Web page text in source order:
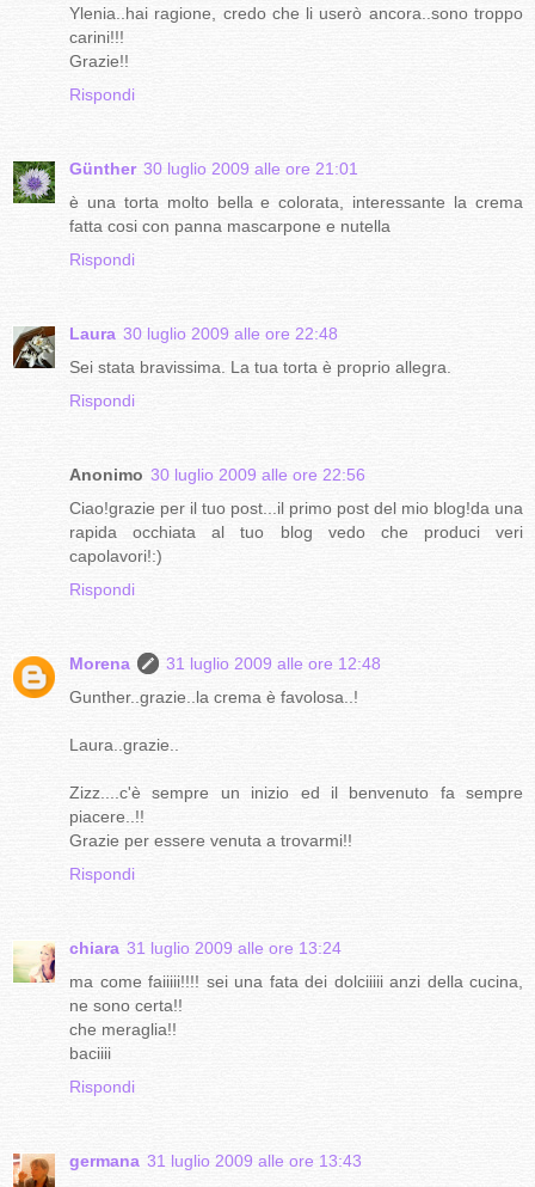
Ylenia..hai ragione, credo che li userò ancora..sono troppo
carini!!!
Grazie!!
Rispondi
Günther 30 luglio 2009 alle ore 21:01
è una torta molto bella e colorata, interessante la crema
fatta cosi con panna mascarpone e nutella
Rispondi
Laura 30 luglio 2009 alle ore 22:48
Sei stata bravissima. La tua torta è proprio allegra.
Rispondi
Anonimo 30 luglio 2009 alle ore 22:56
Ciao!grazie per il tuo post...il primo post del mio blog!da una
rapida occhiata al tuo blog vedo che produci veri
capolavori!:)
Rispondi
Morena
31 luglio 2009 alle ore 12:48
Gunther..grazie..la crema è favolosa..!
Laura..grazie..
Zizz....c'è sempre un inizio ed il benvenuto fa sempre
piacere..!!
Grazie per essere venuta a trovarmi!!
Rispondi
chiara 31 luglio 2009 alle ore 13:24
ma come faiiiii!!!! sei una fata dei dolciiiii anzi della cucina,
ne sono certa!!
che meraglia!!
baciiii
Rispondi
germana 31 luglio 2009 alle ore 13:43